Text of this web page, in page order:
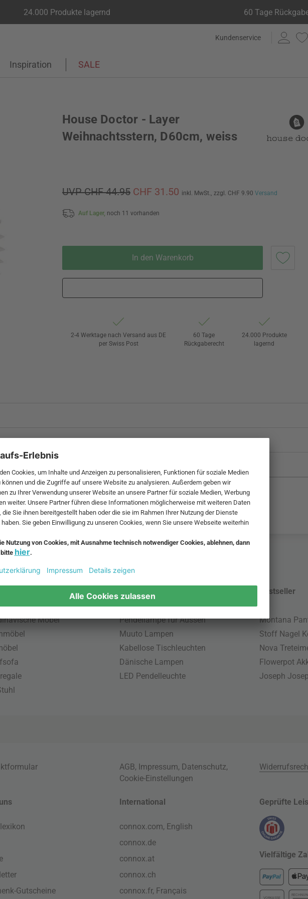
24.000 Produkte lagernd 60 Tage
Kundenservice
Inspiration SALE
House Doctor - Layer
Weihnachtsstern, D60cm, weiss
UVP CHF 44.95 CHF 31.50 inkl. MwSt., zzgl. CHF 9.90 Versand
Auf Lager, noch 11 vorhanden
In den Warenkorb
2-4 Werktage nach Versand aus DE
per Swiss Post
60 Tage
Rückgaberecht
24.000 Produkte
lagernd
und zzgl.
Möbel
Beliebte Leuchten
Pendellampe für Aussen
Muuto Lampen
Kabellose Tischleuchten
Dänische Lampen
LED Pendelleuchte
Bestseller
Montana
Stoff Nagel
Nova
Flowerpot
Joseph
AGB, Impressum, Datenschutz,
Cookie-Einstellungen
Gutscheine
International
connox.com, English
connox.de
connox.at
connox.ch
connox.fr, Français
Geprüfte
Vielfältige
VORKASSE